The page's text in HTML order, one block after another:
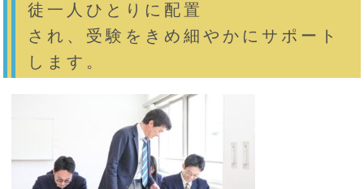
徒一人ひとりに配置
され、受験をきめ細やかにサポート
します。